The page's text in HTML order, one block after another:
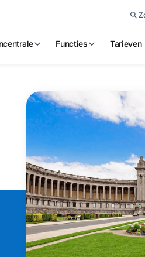
Functies Tarieven